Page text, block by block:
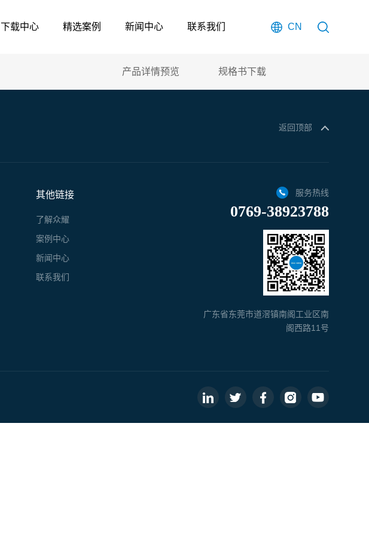
下载中心 精选案例 新闻中心 联系我们 CN
产品详情预览 规格书下载
返回顶部
其他链接
了解众耀
案例中心
新闻中心
联系我们
服务热线
0769-38923788
广东省东莞市道滘镇南阁工业区南
阁西路11号